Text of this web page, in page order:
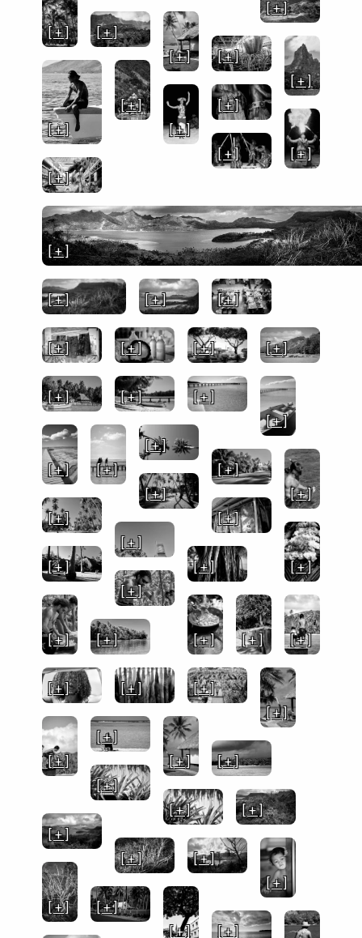
[ + ]
[ + ]
[ + ]
[ + ]
[ + ]
[ + ]
[ + ]
[ + ]
[ + ]
[ + ]
[ + ]
[ + ]
[ + ]
[ + ]
[ + ] [ + ] [ + ]
[ + ] [ + ] [ + ] [ + ]
[ + ] [ + ]
[ + ]
[ + ]
[ + ] [ + ]
[ + ]
[ + ]
[ + ]
[ + ]
[ + ]
[ + ]
[ + ]
[ + ]
[ + ]
[ + ]
[ + ]
[ + ] [ + ] [ + ]
[ + ]
[ + ]
[ + ]
[ + ]
[ + ]
[ + ]
[ + ]
[ + ]
[ + ]
[ + ]
[ + ]
[ + ]
[ + ]
[ + ]
[ + ]
[ + ]
[ + ]
[ + ]
[ + ]
[ + ]
[ + ]